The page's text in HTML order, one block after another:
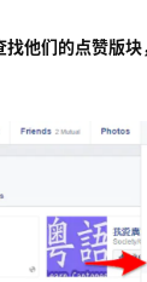
他们的点赞版